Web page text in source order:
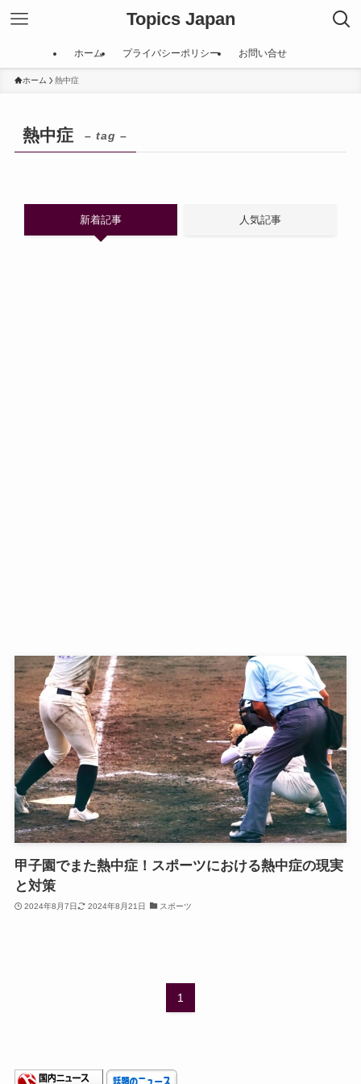
Topics Japan
ホーム プライバシーポリシー お問い合せ
ホーム 熱中症
熱中症 – tag –
新着記事 人気記事
甲子園でまた熱中症！スポーツにおける熱中症の現実
と対策
2024年8月7日 2024年8月21日 スポーツ
1